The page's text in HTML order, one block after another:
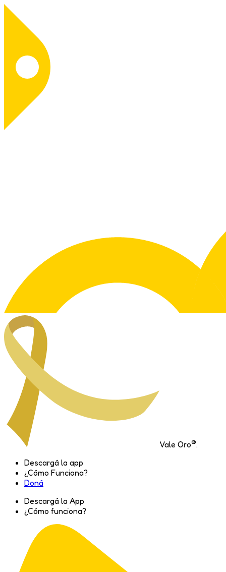
Vale Oro®.
Descargá la app
¿Cómo Funciona?
Doná
Descargá la App
¿Cómo funciona?